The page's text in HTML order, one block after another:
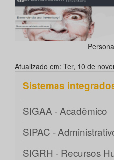
Atualizado em: Ter, 10 de
Sistemas
SIGAA - Acadêmico
SIPAC -
SIGRH - Recursos